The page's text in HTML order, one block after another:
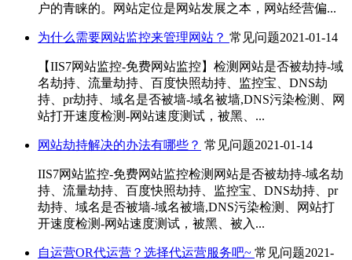
户的青睐的。网站定位是网站发展之本，网站经营偏...
为什么需要网站监控来管理网站？ 常见问题2021-01-14
【IIS7网站监控-免费网站监控】检测网站是否被劫持-域
名劫持、流量劫持、百度快照劫持、监控宝、DNS劫
持、pr劫持、域名是否被墙-域名被墙,DNS污染检测、网
站打开速度检测-网站速度测试，被黑、...
网站劫持解决的办法有哪些？ 常见问题2021-01-14
IIS7网站监控-免费网站监控检测网站是否被劫持-域名劫
持、流量劫持、百度快照劫持、监控宝、DNS劫持、pr
劫持、域名是否被墙-域名被墙,DNS污染检测、网站打
开速度检测-网站速度测试，被黑、被入...
自运营OR代运营？选择代运营服务吧~ 常见问题2021-